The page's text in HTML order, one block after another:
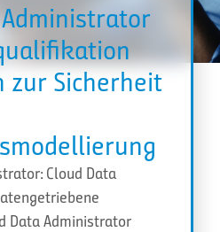
zur Sicherheit
Cloud Data
Data Administrator